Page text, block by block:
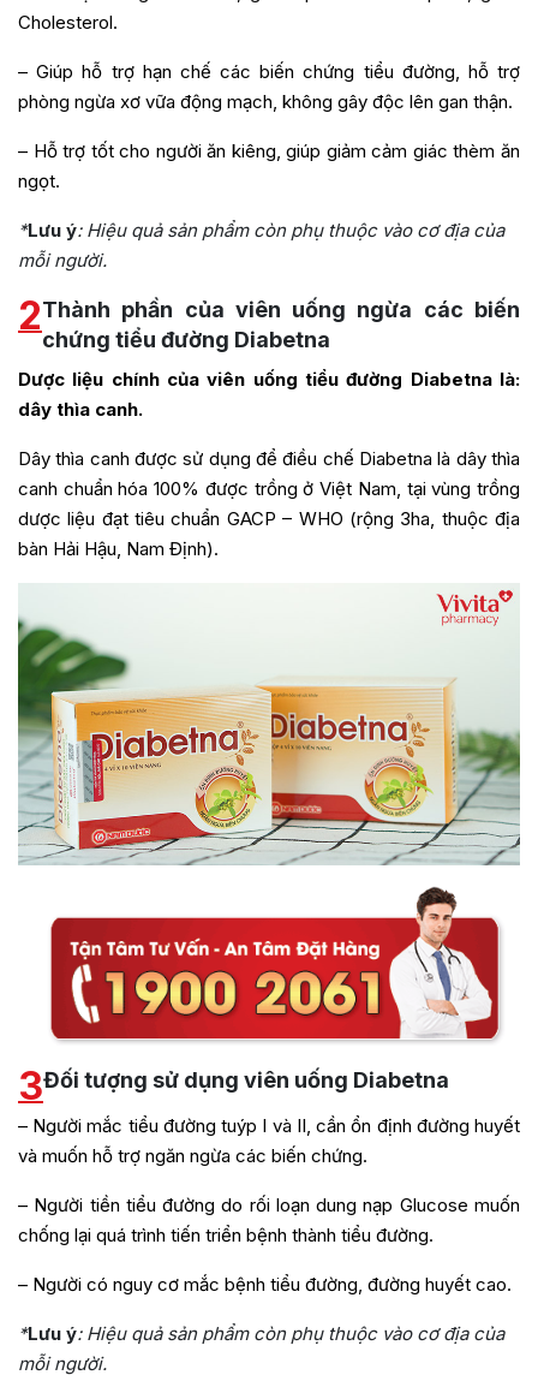
Cholesterol.
– Giúp hỗ trợ hạn chế các biến chứng tiểu đường, hỗ trợ
phòng ngừa xơ vữa động mạch, không gây độc lên gan thận.
– Hỗ trợ tốt cho người ăn kiêng, giúp giảm cảm giác thèm ăn
ngọt.
*Lưu ý: Hiệu quả sản phẩm còn phụ thuộc vào cơ địa của
mỗi người.
2Thành phần của viên uống ngừa các biến
chứng tiểu đường Diabetna
Dược liệu chính của viên uống tiểu đường Diabetna là:
dây thìa canh.
Dây thìa canh được sử dụng để điều chế Diabetna là dây thìa
canh chuẩn hóa 100% được trồng ở Việt Nam, tại vùng trồng
dược liệu đạt tiêu chuẩn GACP – WHO (rộng 3ha, thuộc địa
bàn Hải Hậu, Nam Định).
3Đối tượng sử dụng viên uống Diabetna
– Người mắc tiểu đường tuýp I và II, cần ổn định đường huyết
và muốn hỗ trợ ngăn ngừa các biến chứng.
– Người tiền tiểu đường do rối loạn dung nạp Glucose muốn
chống lại quá trình tiến triển bệnh thành tiểu đường.
– Người có nguy cơ mắc bệnh tiểu đường, đường huyết cao.
*Lưu ý: Hiệu quả sản phẩm còn phụ thuộc vào cơ địa của
mỗi người.